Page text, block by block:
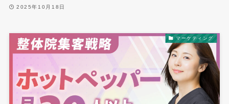
2025年10月18日
マーケティング